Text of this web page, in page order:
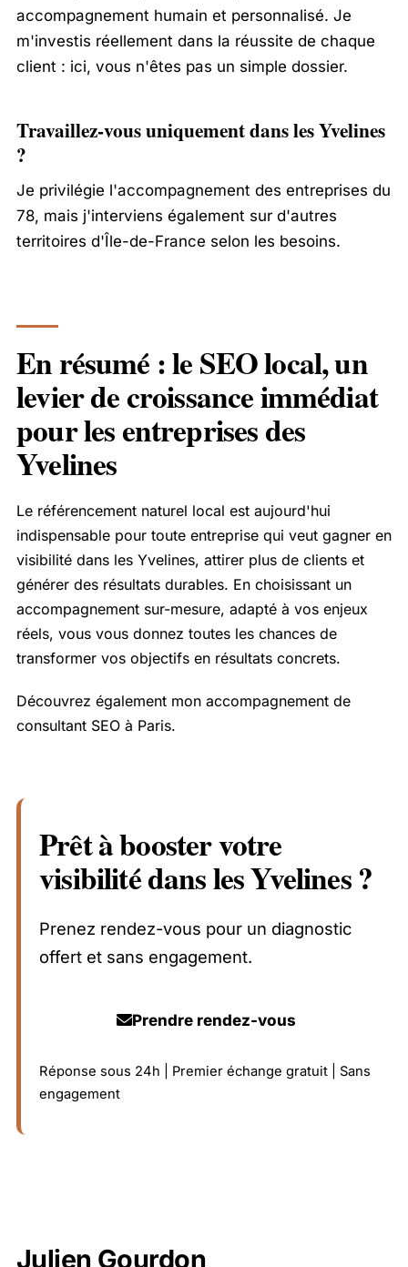
accompagnement humain et personnalisé. Je
m'investis réellement dans la réussite de chaque
client : ici, vous n'êtes pas un simple dossier.
Travaillez-vous uniquement dans les Yvelines
?
Je privilégie l'accompagnement des entreprises du
78, mais j'interviens également sur d'autres
territoires d'Île-de-France selon les besoins.
En résumé : le SEO local, un
levier de croissance immédiat
pour les entreprises des
Yvelines
Le référencement naturel local est aujourd'hui
indispensable pour toute entreprise qui veut gagner en
visibilité dans les Yvelines, attirer plus de clients et
générer des résultats durables. En choisissant un
accompagnement sur-mesure, adapté à vos enjeux
réels, vous vous donnez toutes les chances de
transformer vos objectifs en résultats concrets.
Découvrez également mon accompagnement de
consultant SEO à Paris.
Prêt à booster votre
visibilité dans les Yvelines ?
Prenez rendez-vous pour un diagnostic
offert et sans engagement.
Prendre rendez-vous
Réponse sous 24h | Premier échange gratuit | Sans
engagement
Julien Gourdon